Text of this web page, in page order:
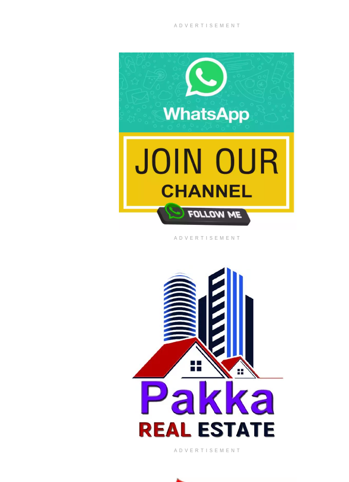
ADVERTISEMENT
ADVERTISEMENT
ADVERTISEMENT